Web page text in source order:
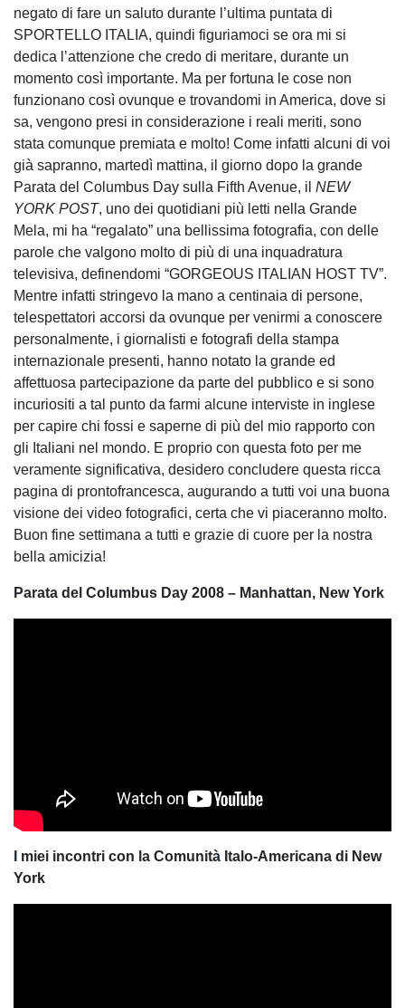
negato di fare un saluto durante l’ultima puntata di
SPORTELLO ITALIA, quindi figuriamoci se ora mi si
dedica l’attenzione che credo di meritare, durante un
momento così importante. Ma per fortuna le cose non
funzionano così ovunque e trovandomi in America, dove si
sa, vengono presi in considerazione i reali meriti, sono
stata comunque premiata e molto! Come infatti alcuni di voi
già sapranno, martedì mattina, il giorno dopo la grande
Parata del Columbus Day sulla Fifth Avenue, il NEW
YORK POST, uno dei quotidiani più letti nella Grande
Mela, mi ha “regalato” una bellissima fotografia, con delle
parole che valgono molto di più di una inquadratura
televisiva, definendomi “GORGEOUS ITALIAN HOST TV”.
Mentre infatti stringevo la mano a centinaia di persone,
telespettatori accorsi da ovunque per venirmi a conoscere
personalmente, i giornalisti e fotografi della stampa
internazionale presenti, hanno notato la grande ed
affettuosa partecipazione da parte del pubblico e si sono
incuriositi a tal punto da farmi alcune interviste in inglese
per capire chi fossi e saperne di più del mio rapporto con
gli Italiani nel mondo. E proprio con questa foto per me
veramente significativa, desidero concludere questa ricca
pagina di prontofrancesca, augurando a tutti voi una buona
visione dei video fotografici, certa che vi piaceranno molto.
Buon fine settimana a tutti e grazie di cuore per la nostra
bella amicizia!
Parata del Columbus Day 2008 – Manhattan, New York
I miei incontri con la Comunità Italo-Americana di New
York